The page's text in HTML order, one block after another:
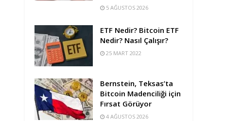
5 AĞUSTOS 2026
ETF Nedir? Bitcoin ETF
Nedir? Nasıl Çalışır?
25 MART 2022
Bernstein, Teksas’ta
Bitcoin Madenciliği için
Fırsat Görüyor
4 AĞUSTOS 2026